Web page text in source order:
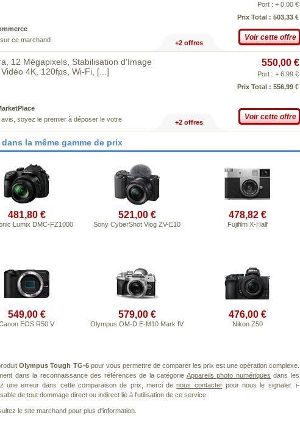
ce marchand
Port : + 0,00 €
Prix Total : 503,33 €
Voir cette offre
+2 offres
12 Mégapixels, Stabilisation d'Image
4K, 120fps, Wi-Fi, [...]
avis, soyez le premier à déposer le votre
550,00 €
Port : + 6,99 €
Prix Total : 556,99 €
Voir cette offre
+2 offres
la même gamme de prix
481,80 €
Lumix DMC-FZ1000
521,00 €
Sony CyberShot Vlog ZV-E10
478,82 €
Fujifilm X-Half
549,00 €
EOS R50 V
579,00 €
Olympus OM-D E-M10 Mark IV
476,00 €
Nikon Z50
Olympus Tough TG-6pour vous permettre de comparer les prix est une opération complexe.
dans la reconnaissance des références de la catégorie Appareils photo numériques dans les
une erreur dans cette comparaison de prix, merci denous contacterpour nous le signaler. i-
de tout dommage direct ou indirect lié à l'utilisation de ce service.
le site marchand pour plus d'information.